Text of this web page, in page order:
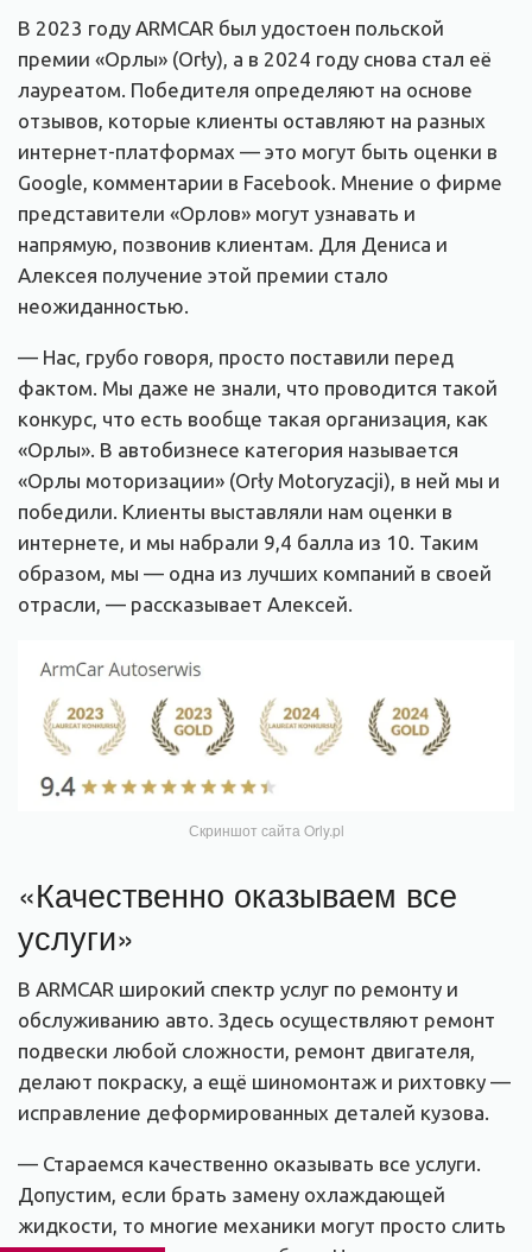
В 2023 году ARMCAR был удостоен польской
премии «Орлы» (Orły), а в 2024 году снова стал её
лауреатом. Победителя определяют на основе
отзывов, которые клиенты оставляют на разных
интернет-платформах — это могут быть оценки в
Google, комментарии в Facebook. Мнение о фирме
представители «Орлов» могут узнавать и
напрямую, позвонив клиентам. Для Дениса и
Алексея получение этой премии стало
неожиданностью.
— Нас, грубо говоря, просто поставили перед
фактом. Мы даже не знали, что проводится такой
конкурс, что есть вообще такая организация, как
«Орлы». В автобизнесе категория называется
«Орлы моторизации» (Orły Motoryzacji), в ней мы и
победили. Клиенты выставляли нам оценки в
интернете, и мы набрали 9,4 балла из 10. Таким
образом, мы — одна из лучших компаний в своей
отрасли, — рассказывает Алексей.
Скриншот сайта Orly.pl
«Качественно оказываем все
услуги»
В ARMCAR широкий спектр услуг по ремонту и
обслуживанию авто. Здесь осуществляют ремонт
подвески любой сложности, ремонт двигателя,
делают покраску, а ещё шиномонтаж и рихтовку —
исправление деформированных деталей кузова.
— Стараемся качественно оказывать все услуги.
Допустим, если брать замену охлаждающей
жидкости, то многие механики могут просто слить